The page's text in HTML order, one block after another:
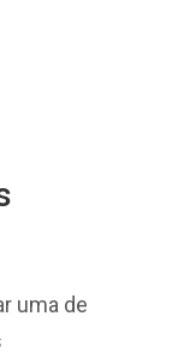
uma de